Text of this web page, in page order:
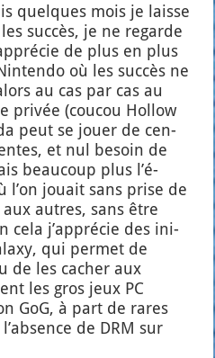
quelques mois je laisse
suc­cès, je ne regarde
de plus en plus
où les suc­cès ne
au cas par cas au
pri­vée (cou­cou Hol­low
peut se jouer de cen­
et nul besoin de
beau­coup plus l’é­
l’on jouait sans prise de
autres, sans être
cela j’ap­pré­cie des ini­
qui per­met de
de les cacher aux
les gros jeux PC
GoG, à part de rares
de DRM sur